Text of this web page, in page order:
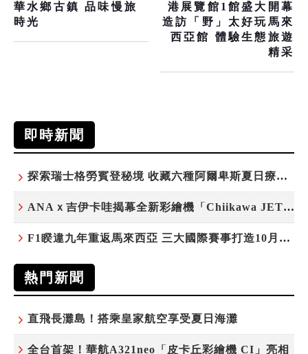
華水鄉古鎮 品味慢旅
時光
港展覽館1館盛大開幕
造訪「野」太好玩馬來
西亞館 體驗生態旅遊
精采
即時新聞
探索瑞士格勞賓登秘境 收藏六種阿爾卑斯夏日療癒之旅
ANAｘ吉伊卡哇揭幕全新彩繪機「Chiikawa JET」
F1睽違九年重返馬來西亞 三大國際賽事打造10月運動旅遊熱潮 賽車、自行車、路跑同週登場
熱門新聞
直飛長灘島！搭乘皇家航空享受夏日海灘
全台首架！華航A321neo「皮卡丘彩繪機 CI」亮相